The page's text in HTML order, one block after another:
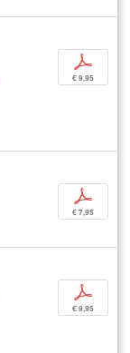
p
€ 9,95
p
€ 7,95
p
€ 9,95